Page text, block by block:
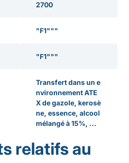
2700
"F1"""
"F1"""
Transfert dans un e
nvironnement ATE
X de gazole, kerosè
ne, essence, alcool
mélangé à 15%, ...
relatifs au